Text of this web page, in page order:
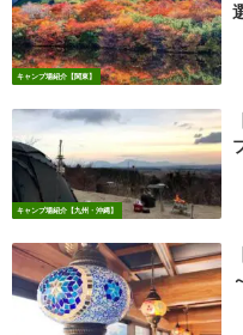
キャンプ場紹介【関東】
キャンプ場紹介【九州・沖縄】